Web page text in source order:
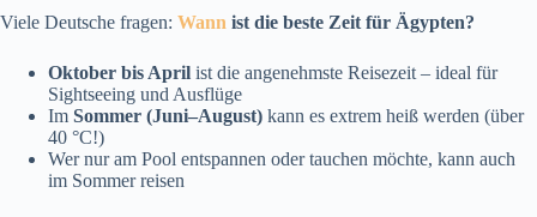
Viele Deutsche fragen: Wann ist die beste Zeit für Ägypten?
Oktober bis April ist die angenehmste Reisezeit – ideal für
Sightseeing und Ausflüge
Im Sommer (Juni–August) kann es extrem heiß werden (über
40 °C!)
Wer nur am Pool entspannen oder tauchen möchte, kann auch
im Sommer reisen